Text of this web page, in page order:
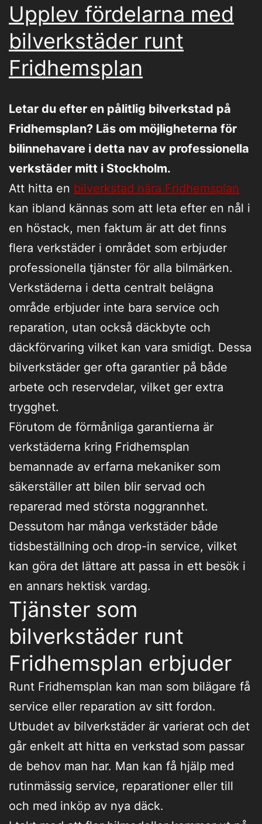
Upplev fördelarna med
bilverkstäder runt
Fridhemsplan
Letar du efter en pålitlig bilverkstad på
Fridhemsplan? Läs om möjligheterna för
bilinnehavare i detta nav av professionella
verkstäder mitt i Stockholm.
Att hitta en bilverkstad nära Fridhemsplan
kan ibland kännas som att leta efter en nål i
en höstack, men faktum är att det finns
flera verkstäder i området som erbjuder
professionella tjänster för alla bilmärken.
Verkstäderna i detta centralt belägna
område erbjuder inte bara service och
reparation, utan också däckbyte och
däckförvaring vilket kan vara smidigt. Dessa
bilverkstäder ger ofta garantier på både
arbete och reservdelar, vilket ger extra
trygghet.
Förutom de förmånliga garantierna är
verkstäderna kring Fridhemsplan
bemannade av erfarna mekaniker som
säkerställer att bilen blir servad och
reparerad med största noggrannhet.
Dessutom har många verkstäder både
tidsbeställning och drop-in service, vilket
kan göra det lättare att passa in ett besök i
en annars hektisk vardag.
Tjänster som
bilverkstäder runt
Fridhemsplan erbjuder
Runt Fridhemsplan kan man som bilägare få
service eller reparation av sitt fordon.
Utbudet av bilverkstäder är varierat och det
går enkelt att hitta en verkstad som passar
de behov man har. Man kan få hjälp med
rutinmässig service, reparationer eller till
och med inköp av nya däck.